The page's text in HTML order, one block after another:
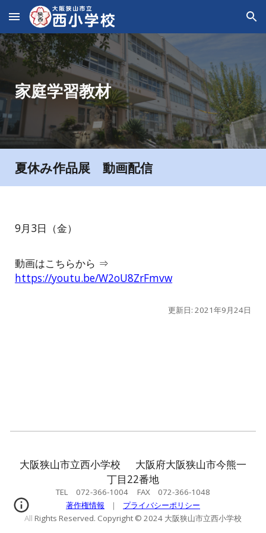
Skip to main content Skip to navigation
家庭学習教材
夏休み作品展 動画配信
9月3日（金）
動画はこちらから ⇒
https://youtu.be/W2oU8ZrFmvw
更新日: 2021年9月24日
大阪狭山市立西小学校 大阪府大阪狭山市今熊一
丁目22番地
TEL 072-366-1004 FAX 072-366-1048
著作権情報 ｜ プライバシーポリシー
All Rights Reserved. Copyright © 2024 大阪狭山市立西小学校